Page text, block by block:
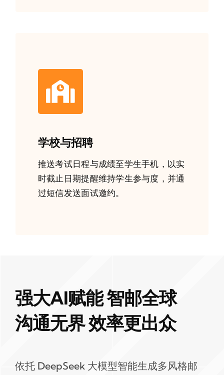
学校与招聘
推送考试日程与成绩至学生手机，以实
时截止日期提醒维持学生参与度，并通
过短信发送面试邀约。
强大AI赋能 智邮全球
沟通无界 效率更出众
依托 DeepSeek 大模型智能生成多风格邮